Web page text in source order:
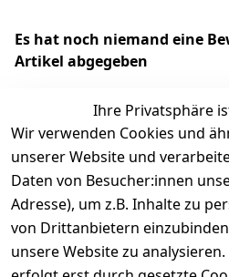
Es hat noch niemand eine
Artikel abgegeben
EU-Verantwortliche Person -
Ihre Privatsphäre
Wir verwenden Cookies und
unserer Website und
Daten von Besucher:innen
Adresse), um z.B. Inhalte zu
von Drittanbietern
unsere Website zu